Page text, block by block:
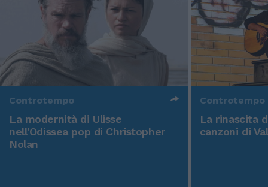
Controtempo
La modernità di Ulisse
nell'Odissea pop di Christopher
Nolan
Controtempo
La rinascita
canzoni di